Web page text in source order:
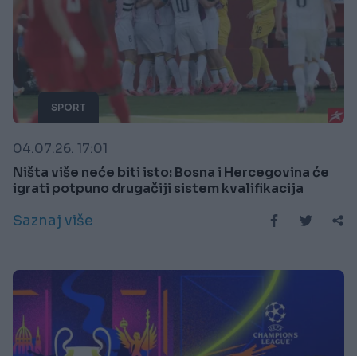
SPORT
04.07.26. 17:01
Ništa više neće biti isto: Bosna i Hercegovina će
igrati potpuno drugačiji sistem kvalifikacija
Saznaj više